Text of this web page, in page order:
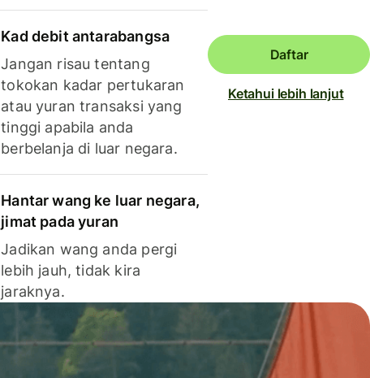
Kad debit antarabangsa
Jangan risau tentang
tokokan kadar pertukaran
atau yuran transaksi yang
tinggi apabila anda
berbelanja di luar negara.
Hantar wang ke luar negara,
jimat pada yuran
Jadikan wang anda pergi
lebih jauh, tidak kira
jaraknya.
Daftar
Ketahui lebih lanjut